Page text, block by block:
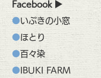
Facebook
いぶきの小窓
ほとり
百々染
IBUKI FARM